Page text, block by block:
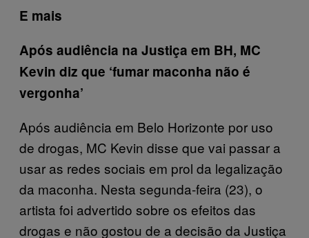
E mais
Após audiência na Justiça em BH, MC
Kevin diz que ‘fumar maconha não é
vergonha’
Após audiência em Belo Horizonte por uso
de drogas, MC Kevin disse que vai passar a
usar as redes sociais em prol da legalização
da maconha. Nesta segunda-feira (23), o
artista foi advertido sobre os efeitos das
drogas e não gostou de a decisão da Justiça